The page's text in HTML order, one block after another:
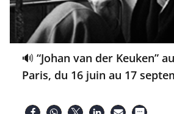
🔊 “Johan van der Keuken”
Paris, du 16 juin au 17